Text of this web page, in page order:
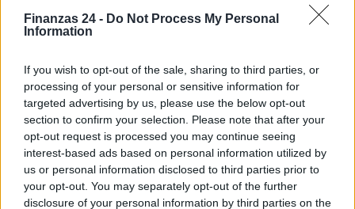
Finanzas 24 - Do Not Process My Personal
Information
If you wish to opt-out of the sale, sharing to third parties, or
processing of your personal or sensitive information for
targeted advertising by us, please use the below opt-out
section to confirm your selection. Please note that after your
opt-out request is processed you may continue seeing
interest-based ads based on personal information utilized by
us or personal information disclosed to third parties prior to
your opt-out. You may separately opt-out of the further
disclosure of your personal information by third parties on the
Sigue leyendo